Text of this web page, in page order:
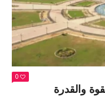
0
والقدرة